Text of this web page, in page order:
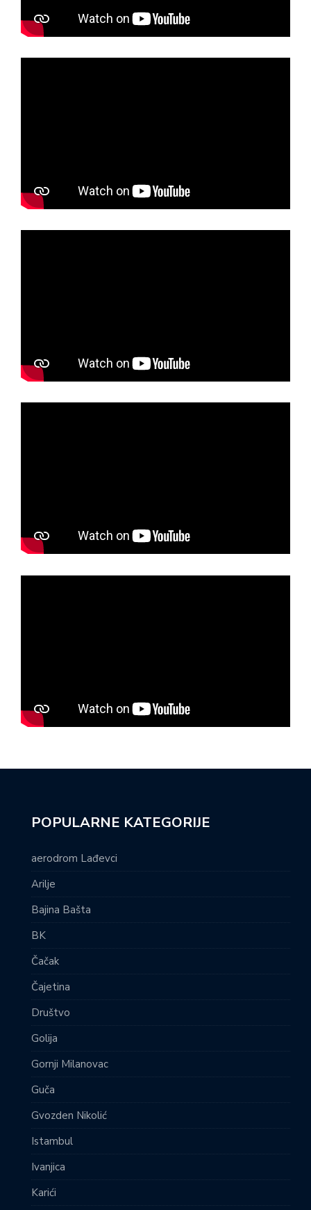
POPULARNE KATEGORIJE
aerodrom Lađevci
Arilje
Bajina Bašta
BK
Čačak
Čajetina
Društvo
Golija
Gornji Milanovac
Guča
Gvozden Nikolić
Istambul
Ivanjica
Karići